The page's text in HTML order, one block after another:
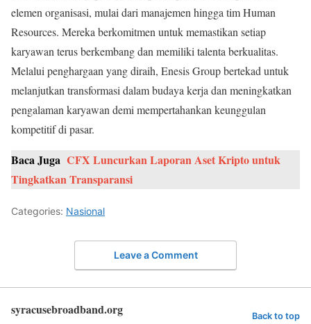
elemen organisasi, mulai dari manajemen hingga tim Human
Resources. Mereka berkomitmen untuk memastikan setiap
karyawan terus berkembang dan memiliki talenta berkualitas.
Melalui penghargaan yang diraih, Enesis Group bertekad untuk
melanjutkan transformasi dalam budaya kerja dan meningkatkan
pengalaman karyawan demi mempertahankan keunggulan
kompetitif di pasar.
Baca Juga CFX Luncurkan Laporan Aset Kripto untuk
Tingkatkan Transparansi
Categories: Nasional
Leave a Comment
syracusebroadband.org Back to top